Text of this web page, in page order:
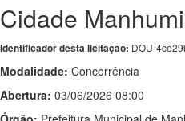
Cidade
Identificador desta licitação: DOU-
Modalidade: Concorrência
Abertura: 03/06/2026 08:00